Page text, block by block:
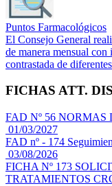
Puntos Farmacológicos
El Consejo General
de manera mensual
contrastada de
FICHAS ATT.
FAD Nº 56 NORMAS
01/03/2027
FAD nº - 174
03/08/2026
FICHA Nº 173
TRATAMIENTOS